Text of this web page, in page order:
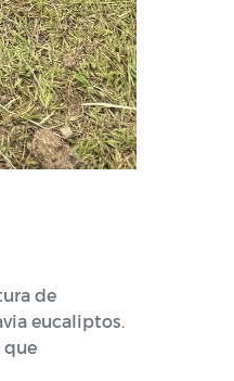
de
eucaliptos.
que